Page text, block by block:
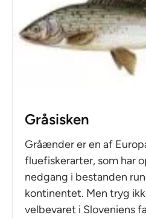
Gråsisken
Gråænder er en af
fluefiskerarter, som har
nedgang i bestanden
kontinentet. Men tryg
velbevaret i Sloveniens